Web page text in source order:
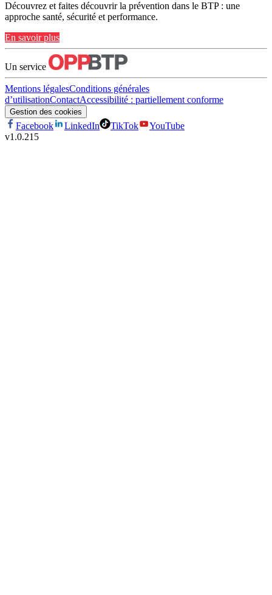
Découvrez et faites découvrir la prévention dans le BTP : une
approche santé, sécurité et performance.
En savoir plus
Un service
Mentions légalesConditions générales
d’utilisationContactAccessibilité : partiellement conforme
Gestion des cookies
Facebook LinkedIn TikTok
YouTube
v1.0.215